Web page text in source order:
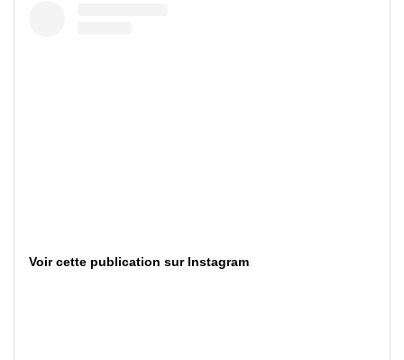
Voir cette publication sur Instagram